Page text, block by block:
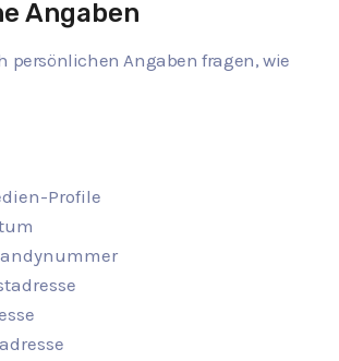
Angaben
persönlichen Angaben fragen, wie
Profile